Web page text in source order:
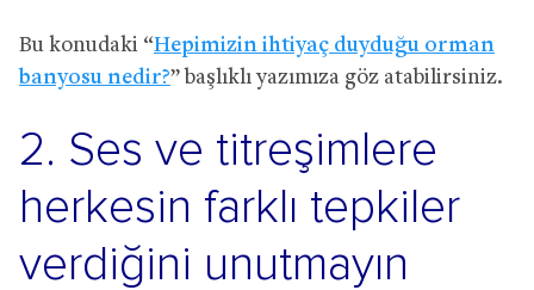
Bu konudaki “Hepimizin ihtiyaç duyduğu orman
banyosu nedir?” başlıklı yazımıza göz atabilirsiniz.
2. Ses ve titreşimlere
herkesin farklı tepkiler
verdiğini unutmayın